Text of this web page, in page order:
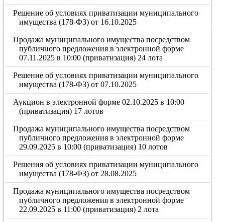
Решение об условиях приватизации муниципального
имущества (178-ФЗ) от 16.10.2025
Продажа муниципального имущества посредством
публичного предложения в электронной форме
07.11.2025 в 10:00 (приватизация) 24 лота
Решение об условиях приватизации муниципального
имущества (178-ФЗ) от 07.10.2025
Аукцион в электронной форме 02.10.2025 в 10:00
(приватизация) 17 лотов
Продажа муниципального имущества посредством
публичного предложения в электронной форме
29.09.2025 в 10:00 (приватизация) 10 лотов
Решения об условиях приватизации муниципального
имущества (178-ФЗ) от 28.08.2025
Продажа муниципального имущества посредством
публичного предложения в электронной форме
22.09.2025 в 11:00 (приватизация) 2 лота